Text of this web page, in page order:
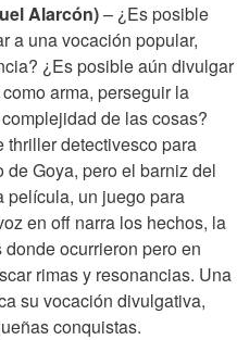
Alarcón)– ¿Es posible
a una vocación popular,
¿Es posible aún divulgar
arma, perseguir la
de las cosas?
thriller detectivesco para
Goya, pero el barniz del
película, un juego para
en off narra los hechos, la
ocurrieron pero en
rimas y resonancias. Una
su vocación divulgativa,
conquistas.